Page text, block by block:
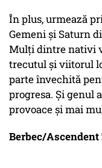
În plus, urmează
Gemeni și Saturn
Mulți dintre nativi
trecutul și viitorul
parte învechită
progresa. Și genul
provoace și mai
Berbec/Ascendent